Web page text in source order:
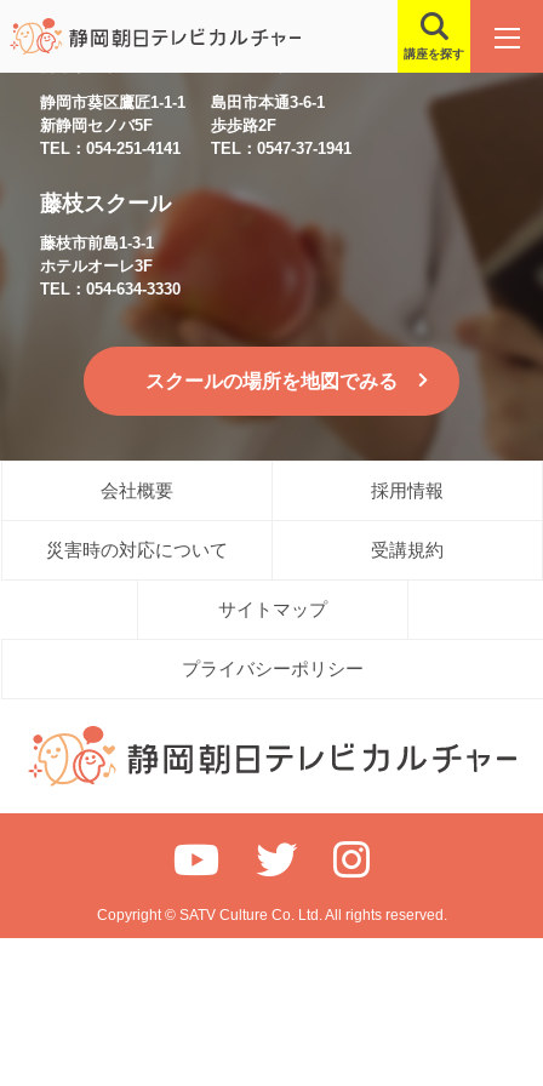
講座を探す
静岡市葵区鷹匠1-1-1
新静岡セノバ5F
TEL：054-251-4141
島田市本通3-6-1
歩歩路2F
TEL：0547-37-1941
藤枝スクール
藤枝市前島1-3-1
ホテルオーレ3F
TEL：054-634-3330
スクールの場所を地図でみる
会社概要 採用情報
災害時の対応について 受講規約
サイトマップ
プライバシーポリシー
Copyright © SATV Culture Co. Ltd. All rights reserved.